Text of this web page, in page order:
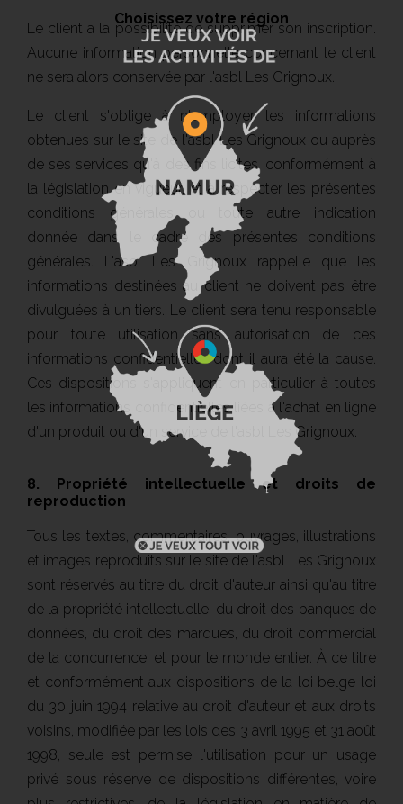
Le client a la possibilité de supprimer son inscription.
Aucune information personnelle concernant le client
ne sera alors conservée par l'asbl Les Grignoux.
Le client s'oblige à n'employer les informations
obtenues sur le site de l'asbl Les Grignoux ou auprès
de ses services qu'à des fins licites, conformément à
la législation en vigueur, et à respecter les présentes
conditions générales ou toute autre indication
donnée dans le cadre des présentes conditions
générales. L'asbl Les Grignoux rappelle que les
informations destinées au client ne doivent pas être
divulguées à un tiers. Le client sera tenu responsable
pour toute utilisation sans autorisation de ces
informations confidentielles dont il aura été la cause.
Ces dispositions s'appliquent en particulier à toutes
les informations confidentielles liées à l'achat en ligne
d'un produit ou d'un service de l'asbl Les Grignoux.
8. Propriété intellectuelle et droits de
reproduction
Tous les textes, commentaires, ouvrages, illustrations
et images reproduits sur le site de l'asbl Les Grignoux
sont réservés au titre du droit d'auteur ainsi qu'au titre
de la propriété intellectuelle, du droit des banques de
données, du droit des marques, du droit commercial
de la concurrence, et pour le monde entier. À ce titre
et conformément aux dispositions de la loi belge loi
du 30 juin 1994 relative au droit d'auteur et aux droits
voisins, modifiée par les lois des 3 avril 1995 et 31 août
1998, seule est permise l'utilisation pour un usage
privé sous réserve de dispositions différentes, voire
Choisissez votre région